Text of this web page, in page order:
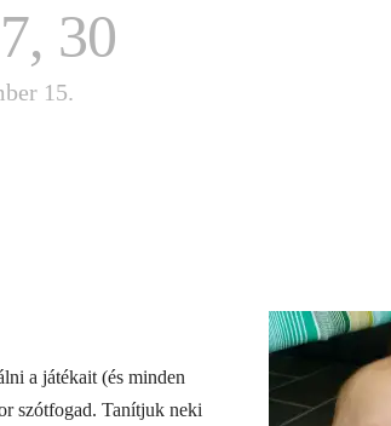
30
15.
a játékait (és minden
szótfogad. Tanítjuk neki